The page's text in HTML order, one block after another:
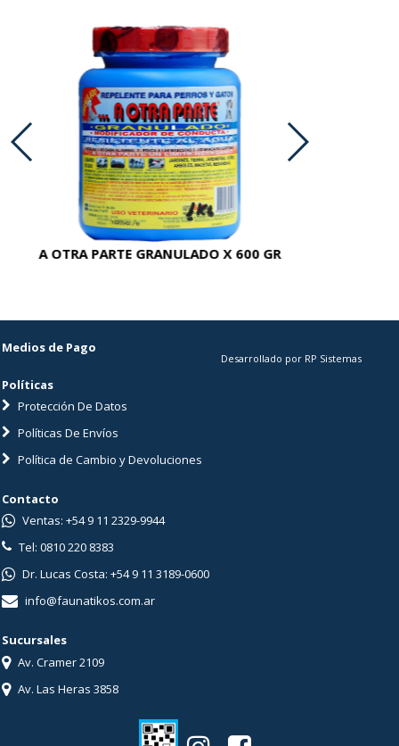
A OTRA PARTE GRANULADO X 600 GR
Medios de Pago
Políticas
Protección De Datos
Políticas De Envíos
Política de Cambio y Devoluciones
Desarrollado por RP Sistemas
Contacto
Ventas: +54 9 11 2329-9944
Tel: 0810 220 8383
Dr. Lucas Costa: +54 9 11 3189-0600
info@faunatikos.com.ar
Sucursales
Av. Cramer 2109
Av. Las Heras 3858